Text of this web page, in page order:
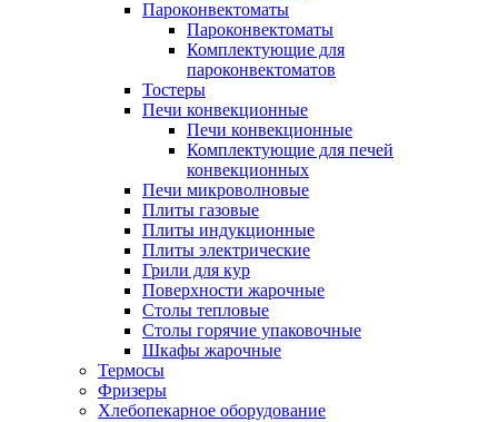
Пароконвектоматы
Пароконвектоматы
Комплектующие для
пароконвектоматов
Тостеры
Печи конвекционные
Печи конвекционные
Комплектующие для печей
конвекционных
Печи микроволновые
Плиты газовые
Плиты индукционные
Плиты электрические
Грили для кур
Поверхности жарочные
Столы тепловые
Столы горячие упаковочные
Шкафы жарочные
Термосы
Фризеры
Хлебопекарное оборудование